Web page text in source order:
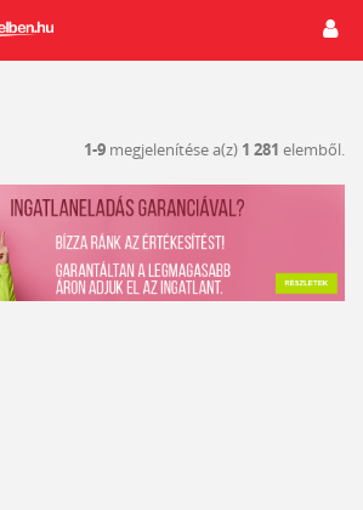
1-9 megjelenítése a(z) 1 281 elemből.